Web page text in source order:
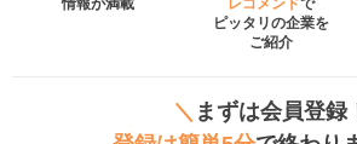
情報が満載
レコメンドで
ピッタリの企業を
ご紹介
＼ まずは会員登録